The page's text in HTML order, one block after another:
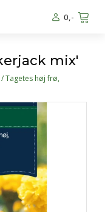
0,-
/ Tagetes høj frø,
mix'